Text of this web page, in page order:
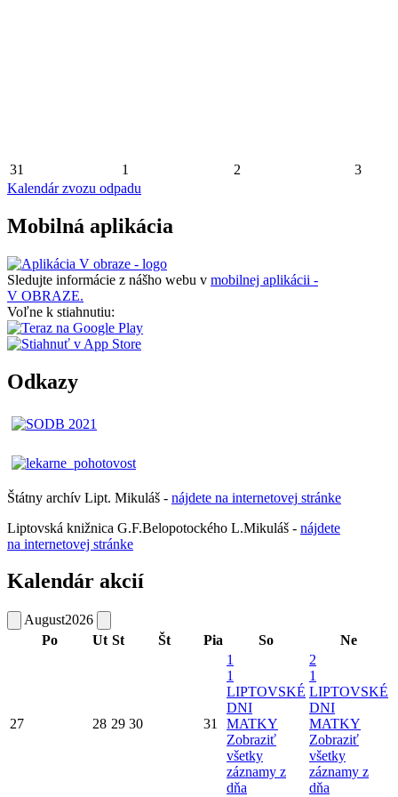
31 1 2
3
Kalendár zvozu odpadu
Mobilná aplikácia
Sledujte informácie z nášho webu v mobilnej aplikácii -
V OBRAZE.
Voľne k stiahnutiu:
Odkazy
Štátny archív Lipt. Mikuláš - nájdete na internetovej stránke
Liptovská knižnica G.F.Belopotockého L.Mikuláš - nájdete
na internetovej stránke
Kalendár akcií
August2026
Po
Ut St Št Pia So Ne
27 28 29 30 31
1
1
LIPTOVSKÉ
DNI
MATKY
Zobraziť
všetky
záznamy z
dňa
2
1
LIPTOVSKÉ
DNI
MATKY
Zobraziť
všetky
záznamy z
dňa